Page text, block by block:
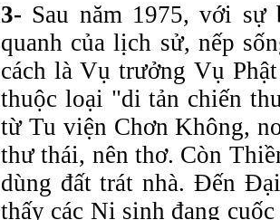
3- Sau năm 1975, với
quanh của lịch sử, nếp
cách là Vụ trưởng Vụ
thuộc loại "di tản chiến
từ Tu viện Chơn Không,
thư thái, nên thơ. Còn
dùng đất trát nhà. Đến
thấy các Ni sinh đang